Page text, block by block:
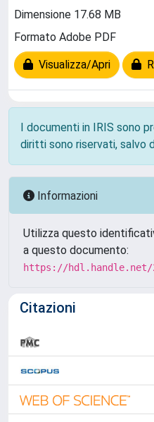
Dimensione 17.68 MB
Formato Adobe PDF
Visualizza/Apri
I documenti in IRIS sono
diritti sono riservati, salvo
Informazioni
Utilizza questo
a questo documento:
https://hdl.handle.net/
Citazioni